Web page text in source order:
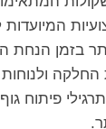
בזמן
פיתוח גוף